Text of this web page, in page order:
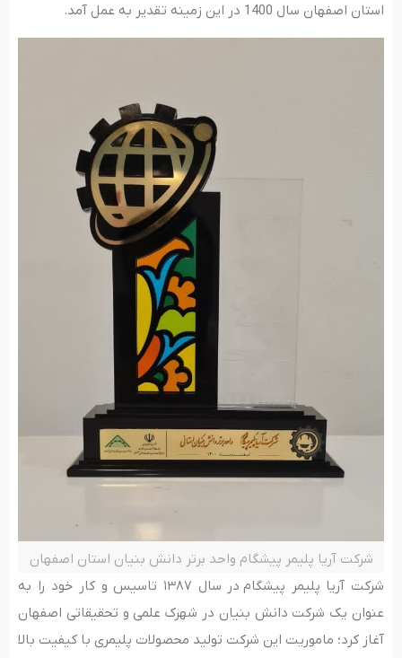
استان اصفهان سال 1400 در این زمینه تقدیر به عمل آمد.
شرکت آریا پلیمر پیشگام واحد برتر دانش بنیان استان اصفهان
شرکت آریا پلیمر پیشگام در سال ۱۳۸۷ تاسیس و کار خود را به
عنوان یک شرکت دانش بنیان در شهرک علمی و تحقیقاتی اصفهان
آغاز کرد؛ ماموریت این شرکت تولید محصولات پلیمری با کیفیت بالا